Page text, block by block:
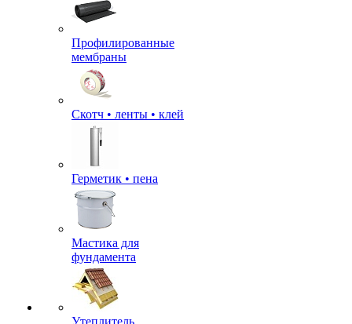
Профилированные
мембраны
Скотч • ленты • клей
Герметик • пена
Мастика для
фундамента
Утеплитель